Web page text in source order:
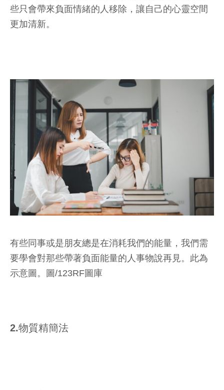
些只會帶來負面情緒的人移除，讓自己的心靈空間
更加清新。
有些同事或是朋友總是在消耗我們的能量，我們需
要學會對那些帶著負面能量的人事物說再見。此為
示意圖。圖/123RF圖庫
2.物質精簡法